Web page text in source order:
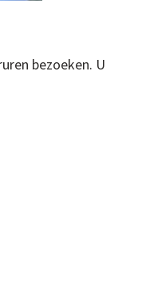
bezoeken. U